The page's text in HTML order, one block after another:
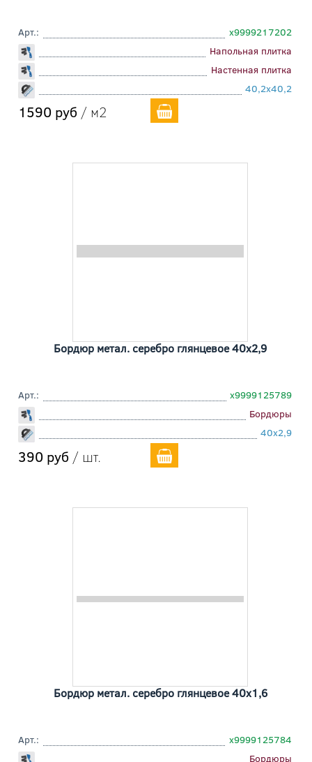
Арт.:
х9999217202
Напольная плитка
Настенная плитка
40,2x40,2
1590 руб / м2
Бордюр метал. серебро глянцевое 40x2,9
Арт.:
х9999125789
Бордюры
40x2,9
390 руб / шт.
Бордюр метал. серебро глянцевое 40x1,6
Арт.:
х9999125784
Бордюры